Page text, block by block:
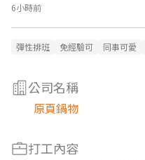
6小時前
彈性排班 免經驗可 同事可愛
公司名稱
原頁鍋物
打工內容